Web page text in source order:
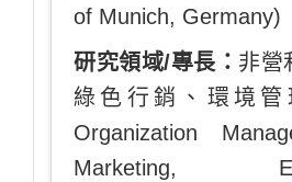
of Munich, Germany)
研究領域/專長： 非營
綠色行銷、環境管
Organization
Marketing,